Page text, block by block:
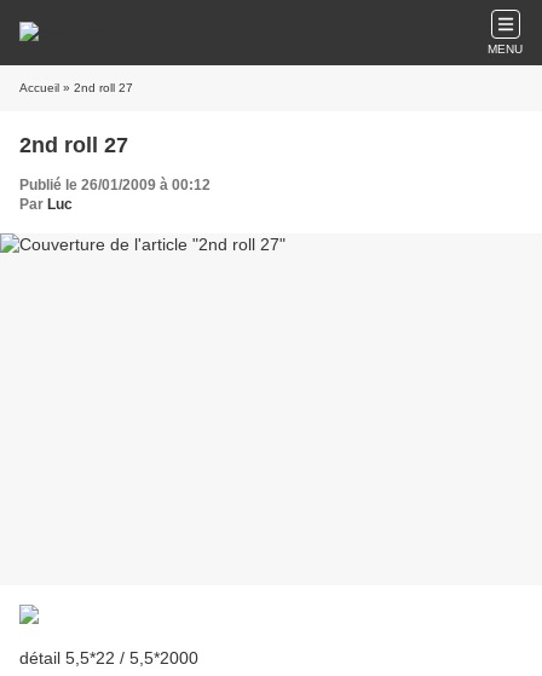
MENU
Accueil » 2nd roll 27
2nd roll 27
Publié le 26/01/2009 à 00:12
Par Luc
détail 5,5*22 / 5,5*2000